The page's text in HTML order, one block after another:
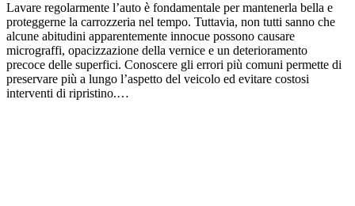
Lavare regolarmente l’auto è fondamentale per mantenerla bella e
proteggerne la carrozzeria nel tempo. Tuttavia, non tutti sanno che
alcune abitudini apparentemente innocue possono causare
micrograffi, opacizzazione della vernice e un deterioramento
precoce delle superfici. Conoscere gli errori più comuni permette di
preservare più a lungo l’aspetto del veicolo ed evitare costosi
interventi di ripristino.…